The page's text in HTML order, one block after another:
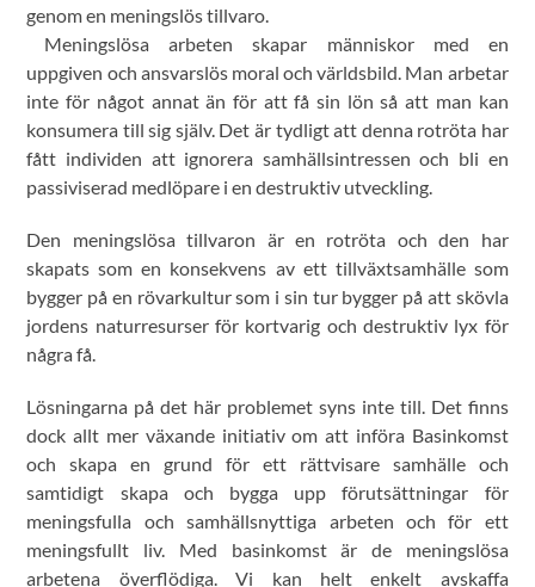
genom en meningslös tillvaro.
Meningslösa arbeten skapar människor med en
uppgiven och ansvarslös moral och världsbild. Man arbetar
inte för något annat än för att få sin lön så att man kan
konsumera till sig själv. Det är tydligt att denna rotröta har
fått individen att ignorera samhällsintressen och bli en
passiviserad medlöpare i en destruktiv utveckling.
Den meningslösa tillvaron är en rotröta och den har
skapats som en konsekvens av ett tillväxtsamhälle som
bygger på en rövarkultur som i sin tur bygger på att skövla
jordens naturresurser för kortvarig och destruktiv lyx för
några få.
Lösningarna på det här problemet syns inte till. Det finns
dock allt mer växande initiativ om att införa Basinkomst
och skapa en grund för ett rättvisare samhälle och
samtidigt skapa och bygga upp förutsättningar för
meningsfulla och samhällsnyttiga arbeten och för ett
meningsfullt liv. Med basinkomst är de meningslösa
arbetena överflödiga. Vi kan helt enkelt avskaffa